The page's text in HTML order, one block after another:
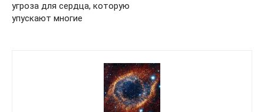
угроза для сердца, которую
упускают многие